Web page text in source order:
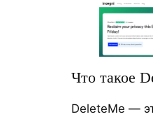
Что такое
DeleteMe —